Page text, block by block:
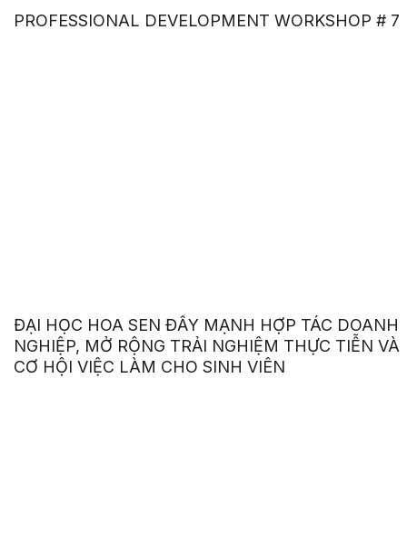
PROFESSIONAL DEVELOPMENT WORKSHOP # 7
ĐẠI HỌC HOA SEN ĐẨY MẠNH HỢP TÁC DOANH
NGHIỆP, MỞ RỘNG TRẢI NGHIỆM THỰC TIỄN VÀ
CƠ HỘI VIỆC LÀM CHO SINH VIÊN